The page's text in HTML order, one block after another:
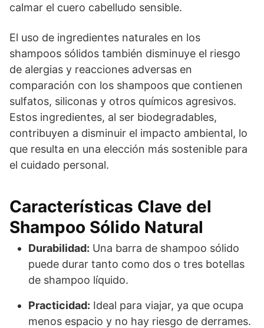
calmar el cuero cabelludo sensible.
El uso de ingredientes naturales en los
shampoos sólidos también disminuye el riesgo
de alergias y reacciones adversas en
comparación con los shampoos que contienen
sulfatos, siliconas y otros químicos agresivos.
Estos ingredientes, al ser biodegradables,
contribuyen a disminuir el impacto ambiental, lo
que resulta en una elección más sostenible para
el cuidado personal.
Características Clave del
Shampoo Sólido Natural
Durabilidad: Una barra de shampoo sólido
puede durar tanto como dos o tres botellas
de shampoo líquido.
Practicidad: Ideal para viajar, ya que ocupa
menos espacio y no hay riesgo de derrames.